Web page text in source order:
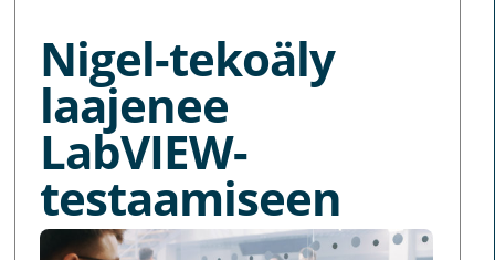
Nigel-tekoäly
laajenee
LabVIEW-
testaamiseen